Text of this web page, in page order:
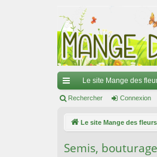
ac
ci
Le site Mange des
Rechercher Connexion
Le site Mange des fleurs
Semis,